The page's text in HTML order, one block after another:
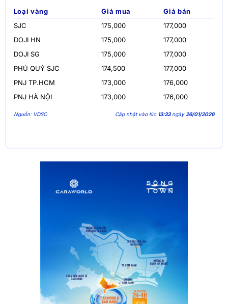
Loại vàng Giá mua
Giá bán
SJC
175,000
177,000
DOJI HN
175,000
177,000
DOJI SG
175,000
177,000
PHÚ QUÝ SJC
174,500
177,000
PNJ TP.HCM
173,000
176,000
PNJ HÀ NỘI
173,000 176,000
Nguồn: VDSC Cập nhật vào lúc 13:33ngày 26/01/2026